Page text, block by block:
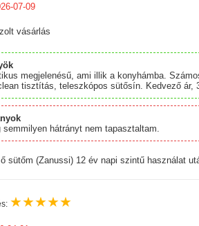
07-09
vásárlás
megjelenésű, ami illik a konyhámba.
tisztítás, teleszkópos sütősín. Kedvező ár,
semmilyen hátrányt nem tapasztaltam.
sütőm (Zanussi) 12 év napi szintű használat
★★★★★